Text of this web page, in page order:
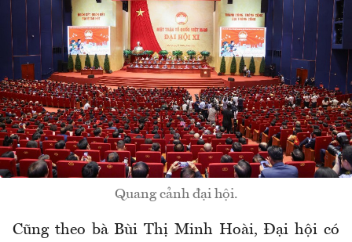
Quang cảnh đại hội.
Cũng theo bà Bùi Thị Minh Hoài, Đại hội có